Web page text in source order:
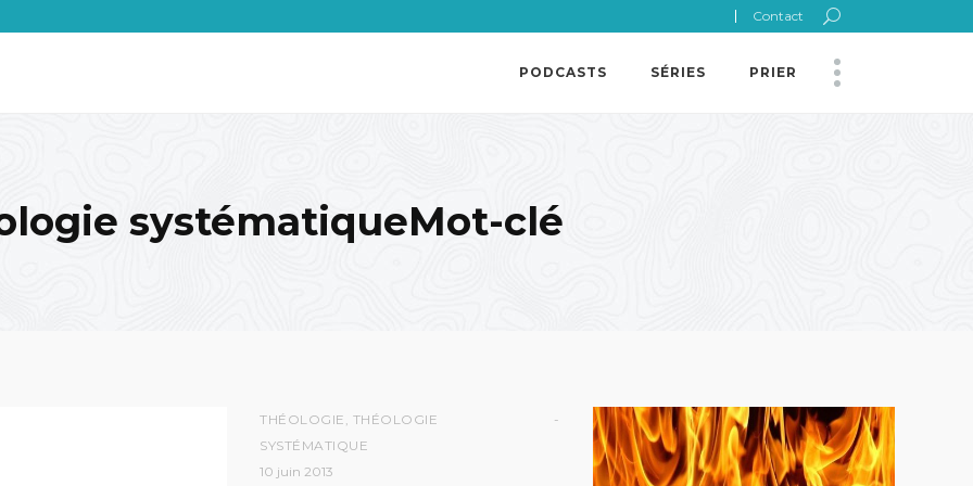
Contact
PODCASTS SÉRIES PRIER
systématiqueMot-clé
THÉOLOGIE , THÉOLOGIE
SYSTÉMATIQUE
10 juin 2013